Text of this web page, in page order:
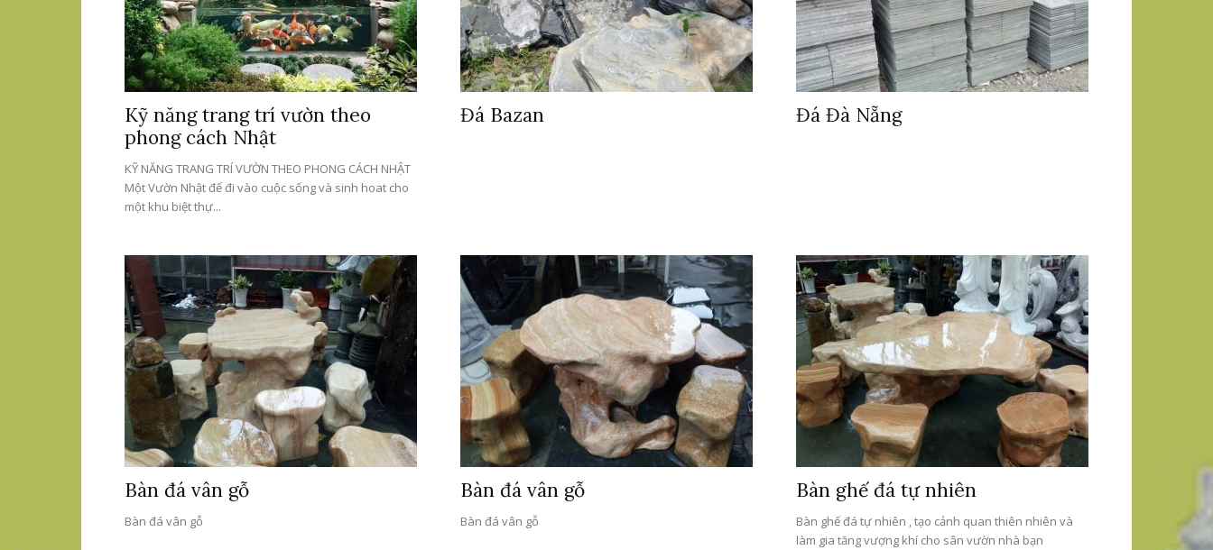
Kỹ năng trang trí vườn theo
phong cách Nhật
KỸ NĂNG TRANG TRÍ VƯỜN THEO PHONG CÁCH NHẬT
Một Vườn Nhật để đi vào cuộc sống và sinh hoat cho
một khu biệt thự...
Đá Bazan Đá Đà Nẵng
Bàn đá vân gỗ
Bàn đá vân gỗ
Bàn đá vân gỗ
Bàn đá vân gỗ
Bàn ghế đá tự nhiên
Bàn ghế đá tự nhiên , tạo cảnh quan thiên nhiên và
làm gia tăng vượng khí cho sân vườn nhà bạn